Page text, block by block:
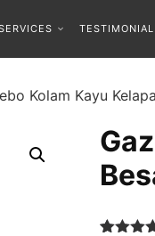
TESTIMONIAL
Kolam Kayu